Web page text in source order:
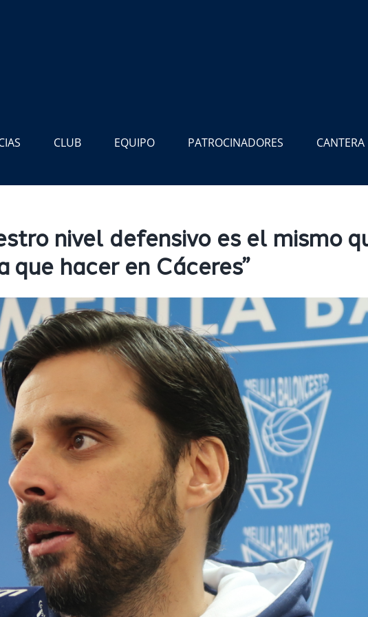
CLUB EQUIPO PATROCINADORES CANTERA
nivel defensivo es el mismo
que hacer en Cáceres”